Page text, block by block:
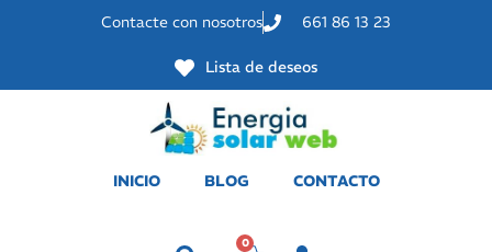
Contacte con nosotros 661 86 13 23
Lista de deseos
INICIO BLOG CONTACTO
0